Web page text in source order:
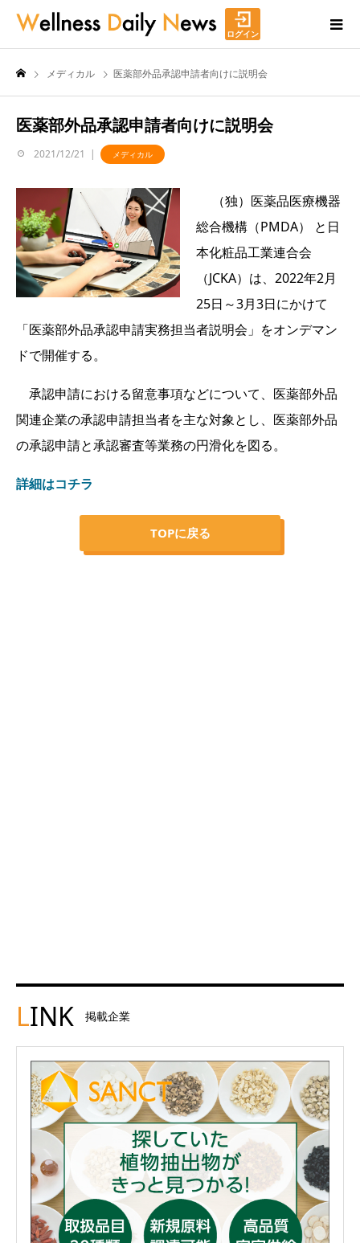
ログイン
メディカル 医薬部外品承認申請者向けに説明会
医薬部外品承認申請者向けに説明会
2021/12/21 メディカル
（独）医薬品医療機器
総合機構（PMDA） と日
本化粧品工業連合会
（JCKA）は、2022年2月
25日～3月3日にかけて
「医薬部外品承認申請実務担当者説明会」をオンデマン
ドで開催する。
承認申請における留意事項などについて、医薬部外品
関連企業の承認申請担当者を主な対象とし、医薬部外品
の承認申請と承認審査等業務の円滑化を図る。
詳細はコチラ
TOPに戻る
LINK 掲載企業